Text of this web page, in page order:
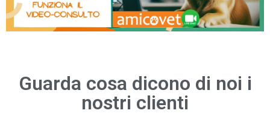
Guarda cosa dicono di noi i
nostri clienti